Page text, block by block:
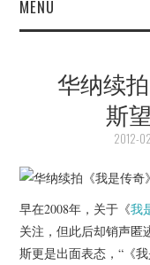
MENU
映像快讯
海报剧照
脱口秀
华纳续
斯
2012-
早在2008年，关于《我
关注，但此后却销声匿
斯更是出面表态，“《